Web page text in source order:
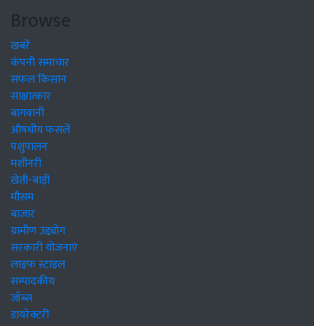
Browse
खबरें
कंपनी समाचार
सफल किसान
साक्षात्कार
बागवानी
औषधीय फसलें
पशुपालन
मशीनरी
खेती-बाड़ी
मौसम
बाजार
ग्रामीण उद्द्योग
सरकारी योजनाएं
लाइफ स्टाइल
सम्पादकीय
जॉब्स
डायरेक्टरी